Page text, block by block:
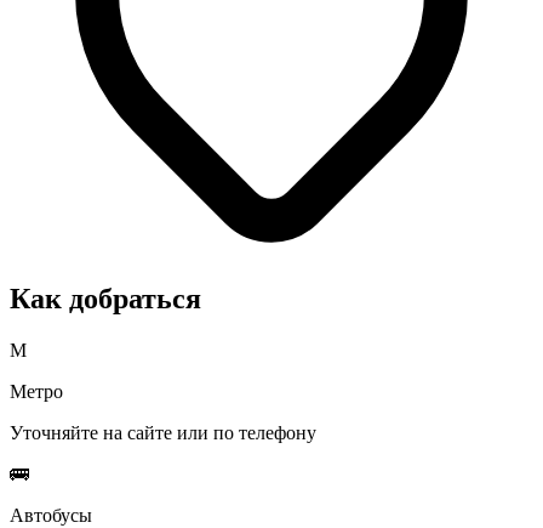
Как добраться
М
Метро
Уточняйте на сайте или по телефону
🚌
Автобусы